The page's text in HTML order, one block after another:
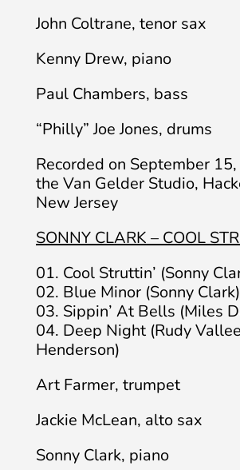
John Coltrane, tenor sax
Kenny Drew, piano
Paul Chambers, bass
“Philly” Joe Jones, drums
Recorded on September
the Van Gelder Studio,
New Jersey
SONNY CLARK – COOL
01. Cool Struttin’ (Sonny
02. Blue Minor (Sonny Clark)
03. Sippin’ At Bells (Miles
04. Deep Night (Rudy
Henderson)
Art Farmer, trumpet
Jackie McLean, alto sax
Sonny Clark, piano